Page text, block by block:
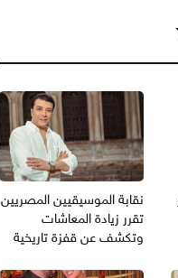
نقابة الموسيقيين المصريين
تقرر زيادة المعاشات
وتكشف عن قفزة تاريخية